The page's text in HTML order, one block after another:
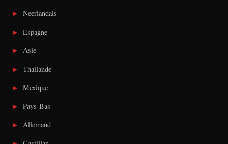
Neerlandais
Espagne
Asie
Thailande
Mexique
Pays-Bas
Allemand